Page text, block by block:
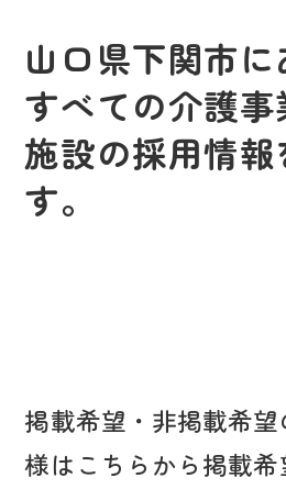
山口県下関市に
すべての介護
施設の採用情報
す。
掲載希望・非掲載希
様はこちらから掲載